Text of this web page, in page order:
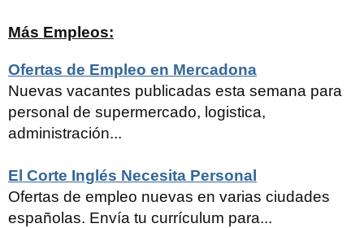
Más Empleos:
Ofertas de Empleo en Mercadona
Nuevas vacantes publicadas esta semana para
personal de supermercado, logistica,
administración...
El Corte Inglés Necesita Personal
Ofertas de empleo nuevas en varias ciudades
españolas. Envía tu currículum para...